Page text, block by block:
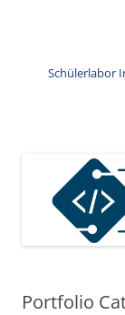
Schülerlabor
Portfolio